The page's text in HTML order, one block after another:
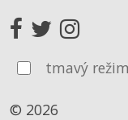
tmavý režim
© 2026